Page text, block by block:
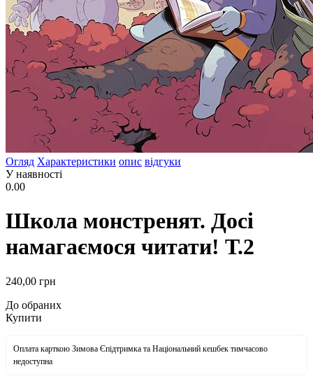
Огляд Характеристики опис відгуки
У наявності
0.00
Школа монстренят. Досі
намагаємося читати! Т.2
240,00 грн
До обраних
Купити
Оплата карткою Зимова Єпідтримка та Національний кешбек тимчасово
недоступна